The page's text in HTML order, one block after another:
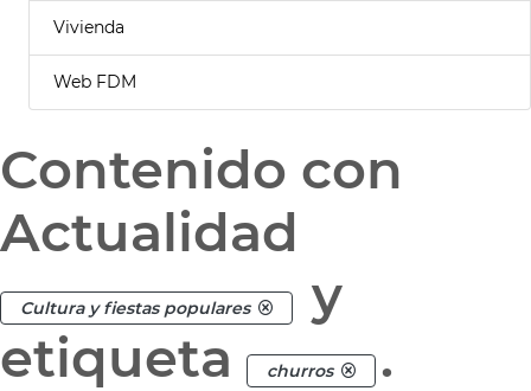
Vivienda
Web FDM
Contenido con
Actualidad
Cultura y fiestas populares
y
etiqueta
churros .